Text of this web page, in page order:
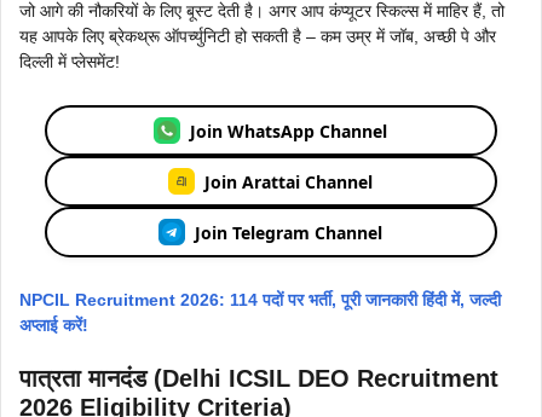
जो आगे की नौकरियों के लिए बूस्ट देती है। अगर आप कंप्यूटर स्किल्स में माहिर हैं, तो
यह आपके लिए ब्रेकथ्रू ऑपर्च्युनिटी हो सकती है – कम उम्र में जॉब, अच्छी पे और
दिल्ली में प्लेसमेंट!
Join WhatsApp Channel
Join Arattai Channel
Join Telegram Channel
NPCIL Recruitment 2026: 114 पदों पर भर्ती, पूरी जानकारी हिंदी में, जल्दी
अप्लाई करें!
पात्रता मानदंड (Delhi ICSIL DEO Recruitment
2026 Eligibility Criteria)